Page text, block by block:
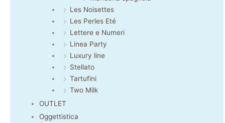
Les Noisettes
Les Perles Eté
Lettere e Numeri
Linea Party
Luxury line
Stellato
Tartufini
Two Milk
OUTLET
Oggettistica